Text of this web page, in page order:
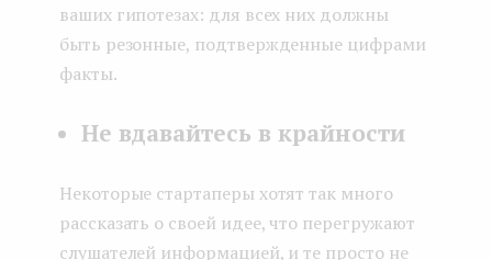
ваших гипотезах: для всех них должны
быть резонные, подтвержденные цифрами
факты.
Не вдавайтесь в крайности
Некоторые стартаперы хотят так много
рассказать о своей идее, что перегружают
слушателей информацией, и те просто не